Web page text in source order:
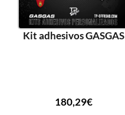
Kit adhesivos GASGAS
180,29€